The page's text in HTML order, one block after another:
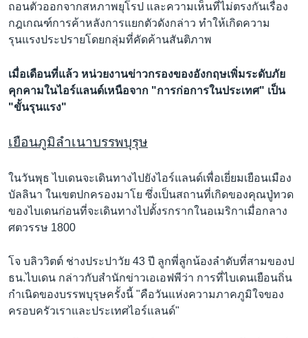
ถอนตัวออกจากสหภาพยุโรป และความเห็นที่ไม่ตรงกันเรื่อง
กฎเกณฑ์การค้าหลังการแยกตัวดังกล่าว ทำให้เกิดความ
รุนแรงประปรายโดยกลุ่มที่คัดค้านสันติภาพ
เมื่อเดือนที่แล้ว หน่วยงานข่าวกรองของอังกฤษเพิ่มระดับภัย
คุกคามในไอร์แลนด์เหนือจาก "การก่อการในประเทศ" เป็น
"ขั้นรุนแรง"
เยือนภูมิลำเนาบรรพบุรุษ
ในวันพุธ ไบเดนจะเดินทางไปยังไอร์แลนด์เพื่อเยี่ยมเยือนเมือง
บัลลินา ในเขตปกครองมาโย ซึ่งเป็นสถานที่เกิดของคุณปู่ทวด
ของไบเดนก่อนที่จะเดินทางไปตั้งรกรากในอเมริกาเมื่อกลาง
ศตวรรษ 1800
โจ บลิววิตต์ ช่างประปาวัย 43 ปี ลูกพี่ลูกน้องลำดับที่สามของป
ธน.ไบเดน กล่าวกับสำนักข่าวเอเอฟพีว่า การที่ไบเดนเยือนถิ่น
กำเนิดของบรรพบุรุษครั้งนี้ "คือวันแห่งความภาคภูมิใจของ
ครอบครัวเราและประเทศไอร์แลนด์"